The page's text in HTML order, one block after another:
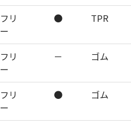
フリ
ー
● TPR
フリ
ー
－ ゴム
フリ
ー
● ゴム